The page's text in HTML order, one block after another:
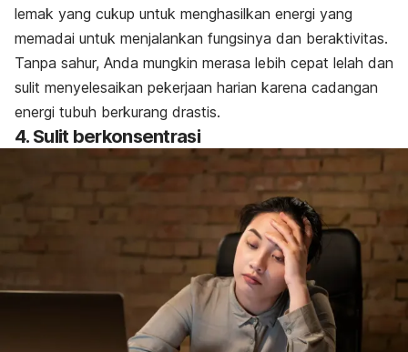
lemak yang cukup untuk menghasilkan energi yang
memadai untuk menjalankan fungsinya dan beraktivitas.
Tanpa sahur, Anda mungkin merasa lebih cepat lelah dan
sulit menyelesaikan pekerjaan harian karena cadangan
energi tubuh berkurang drastis.
4. Sulit berkonsentrasi